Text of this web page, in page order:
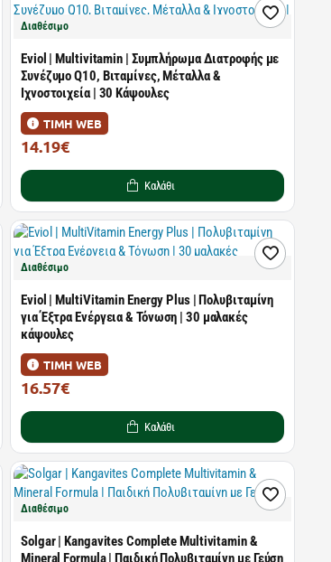
Διαθέσιμο
Eviol | Multivitamin | Συμπλήρωμα Διατροφής με
Συνέζυμο Q10, Βιταμίνες, Μέταλλα &
Ιχνοστοιχεία | 30 Κάψουλες
ΤΙΜΗ WEB
14.19€
Καλάθι
Διαθέσιμο
Eviol | MultiVitamin Energy Plus | Πολυβιταμίνη
για Έξτρα Ενέργεια & Τόνωση | 30 μαλακές
κάψουλες
ΤΙΜΗ WEB
16.57€
Καλάθι
Διαθέσιμο
Solgar | Kangavites Complete Multivitamin &
Mineral Formula | Παιδική Πολυβιταμίνη με Γεύση